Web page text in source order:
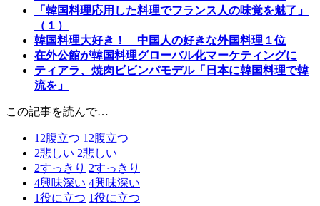
「韓国料理応用した料理でフランス人の味覚を魅了」
（１）
韓国料理大好き！ 中国人の好きな外国料理１位
在外公館が韓国料理グローバル化マーケティングに
ティアラ、焼肉ビビンパモデル「日本に韓国料理で韓
流を」
この記事を読んで…
12腹立つ 12腹立つ
2悲しい 2悲しい
2すっきり 2すっきり
4興味深い 4興味深い
1役に立つ 1役に立つ